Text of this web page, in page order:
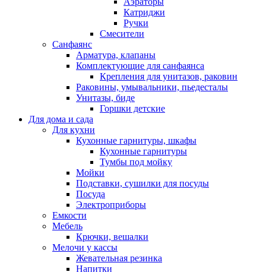
Катриджи
Ручки
Смесители
Санфаянс
Арматура, клапаны
Комплектующие для санфаянса
Крепления для унитазов, раковин
Раковины, умывальники, пьедесталы
Унитазы, биде
Горшки детские
Для дома и сада
Для кухни
Кухонные гарнитуры, шкафы
Кухонные гарнитуры
Тумбы под мойку
Мойки
Подставки, сушилки для посуды
Посуда
Электроприборы
Емкости
Мебель
Крючки, вешалки
Мелочи у кассы
Жевательная резинка
Напитки